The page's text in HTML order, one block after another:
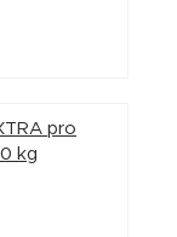
pro
kg